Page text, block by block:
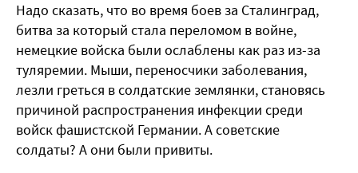
Надо сказать, что во время боев за Сталинград,
битва за который стала переломом в войне,
немецкие войска были ослаблены как раз из-за
туляремии. Мыши, переносчики заболевания,
лезли греться в солдатские землянки, становясь
причиной распространения инфекции среди
войск фашистской Германии. А советские
солдаты? А они были привиты.